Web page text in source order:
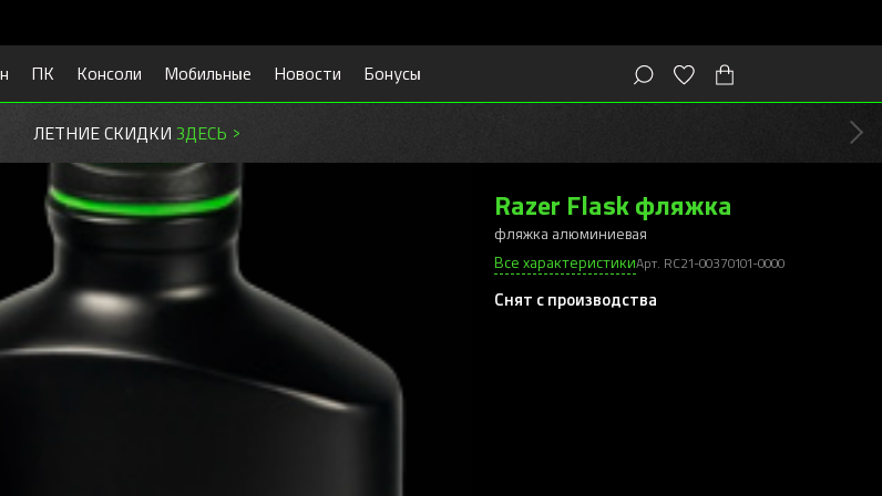
ПК Консоли Мобильные Новости Бонусы
ЛЕТНИЕ СКИДКИ ЗДЕСЬ >
Razer Flask фляжка
фляжка алюминиевая
Все характеристикиАрт. RC21-00370101-0000
Снят с производства